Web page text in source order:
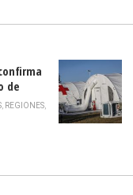
de
, REGIONES,